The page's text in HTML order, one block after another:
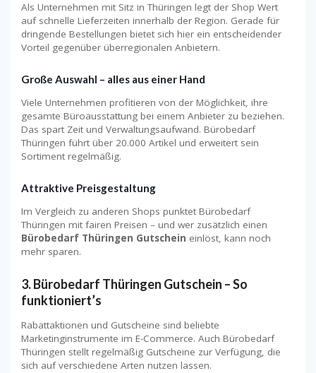
Als Unternehmen mit Sitz in Thüringen legt der Shop Wert
auf schnelle Lieferzeiten innerhalb der Region. Gerade für
dringende Bestellungen bietet sich hier ein entscheidender
Vorteil gegenüber überregionalen Anbietern.
Große Auswahl – alles aus einer Hand
Viele Unternehmen profitieren von der Möglichkeit, ihre
gesamte Büroausstattung bei einem Anbieter zu beziehen.
Das spart Zeit und Verwaltungsaufwand. Bürobedarf
Thüringen führt über 20.000 Artikel und erweitert sein
Sortiment regelmäßig.
Attraktive Preisgestaltung
Im Vergleich zu anderen Shops punktet Bürobedarf
Thüringen mit fairen Preisen – und wer zusätzlich einen
Bürobedarf Thüringen Gutschein einlöst, kann noch
mehr sparen.
3. Bürobedarf Thüringen Gutschein – So
funktioniert’s
Rabattaktionen und Gutscheine sind beliebte
Marketinginstrumente im E-Commerce. Auch Bürobedarf
Thüringen stellt regelmäßig Gutscheine zur Verfügung, die
sich auf verschiedene Arten nutzen lassen.